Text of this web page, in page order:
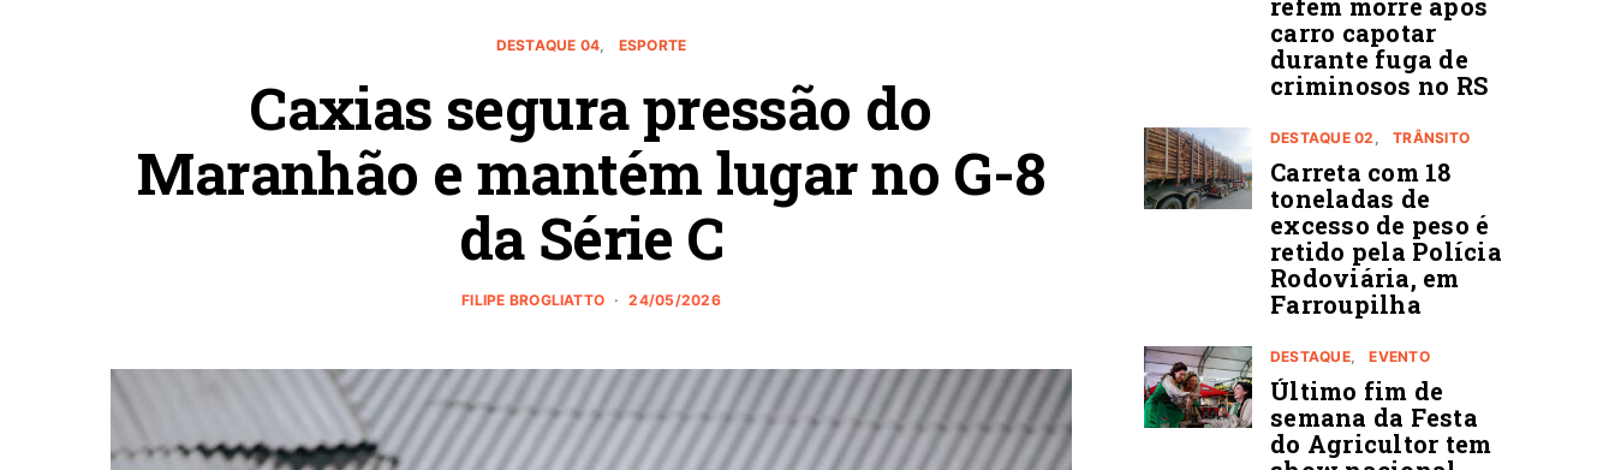
DESTAQUE 04 ESPORTE
Caxias segura pressão do
Maranhão e mantém lugar no G-8
da Série C
FILIPE BROGLIATTO 24/05/2026
carro capotar
durante fuga de
criminosos no RS
DESTAQUE 02 TRÂNSITO
Carreta com 18
toneladas de
excesso de peso é
retido pela Polícia
Rodoviária, em
Farroupilha
DESTAQUE EVENTO
Último fim de
semana da Festa
do Agricultor tem